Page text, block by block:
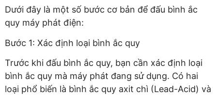
Dưới đây là một số bước cơ bản để đấu bình ắc
quy máy phát điện:
Bước 1: Xác định loại bình ắc quy
Trước khi đấu bình ắc quy, bạn cần xác định loại
bình ắc quy mà máy phát đang sử dụng. Có hai
loại phổ biến là bình ắc quy axit chì (Lead-Acid) và